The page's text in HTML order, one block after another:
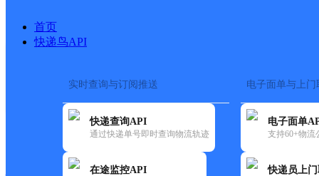
首页
快递鸟API
实时查询与订阅推送
快递查询API
通过快递单号即时查询物流轨迹
在途监控API
电子面单与上门
电子面单
支持60+物流
快递员上
快运大全 快递时效